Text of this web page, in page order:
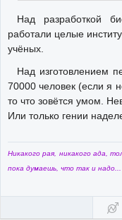
Над разработкой
работали целые
учёных.
Над изготовлением
70000 человек (если я
то что зовётся умом.
Или только гении
Никакого рая, никакого ада,
пока думаешь, что так и надо...